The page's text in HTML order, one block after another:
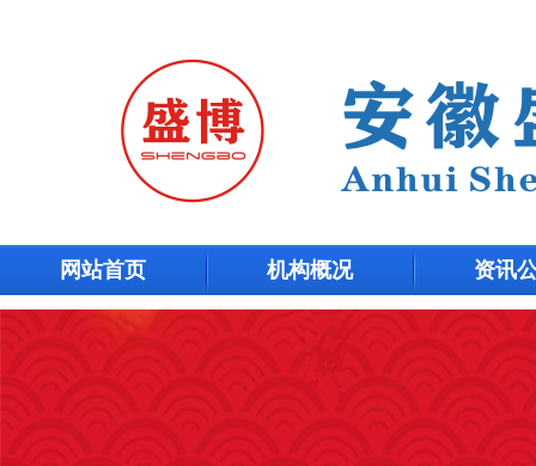
网站首页 机构概况 资讯